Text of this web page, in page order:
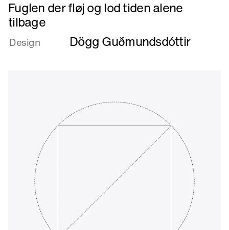
mere
om
Fuglen
Fuglen der fløj og lod tiden alene
tilbage
Design Dögg Guðmundsdóttir